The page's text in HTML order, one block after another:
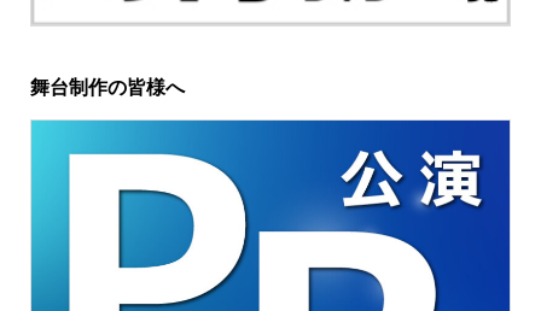
舞台制作の皆様へ